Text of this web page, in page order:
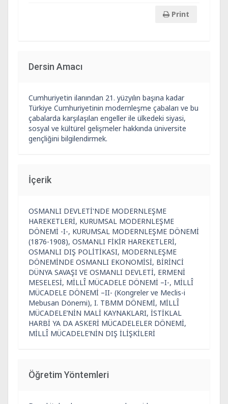
Print
Dersin Amacı
Cumhuriyetin ilanından 21. yüzyılın başına kadar
Türkiye Cumhuriyetinin modernleşme çabaları ve bu
çabalarda karşılaşılan engeller ile ülkedeki siyasi,
sosyal ve kültürel gelişmeler hakkında üniversite
gençliğini bilgilendirmek.
İçerik
OSMANLI DEVLETİ'NDE MODERNLEŞME
HAREKETLERİ, KURUMSAL MODERNLEŞME
DÖNEMİ -I-, KURUMSAL MODERNLEŞME DÖNEMİ
(1876-1908), OSMANLI FİKİR HAREKETLERİ,
OSMANLI DIŞ POLİTİKASI, MODERNLEŞME
DÖNEMİNDE OSMANLI EKONOMİSİ, BİRİNCİ
DÜNYA SAVAŞI VE OSMANLI DEVLETİ, ERMENİ
MESELESİ, MİLLÎ MÜCADELE DÖNEMİ –I-, MİLLÎ
MÜCADELE DÖNEMİ –II- (Kongreler ve Meclis-i
Mebusan Dönemi), I. TBMM DÖNEMİ, MİLLÎ
MÜCADELE’NİN MALİ KAYNAKLARI, İSTİKLAL
HARBİ YA DA ASKERİ MÜCADELELER DÖNEMİ,
MİLLÎ MÜCADELE’NİN DIŞ İLİŞKİLERİ
Öğretim Yöntemleri